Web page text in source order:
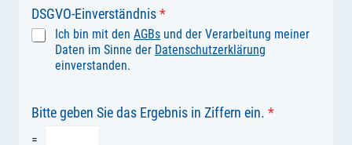
DSGVO-Einverständnis*
Ich bin mit den AGBs und der Verarbeitung meiner
Daten im Sinne der Datenschutzerklärung
einverstanden.
Bitte geben Sie das Ergebnis in Ziffern ein. *
=